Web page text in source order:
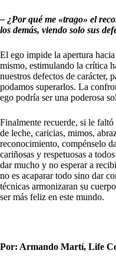
– ¿Por qué me «trago» el
los demás, viendo solo sus
El ego impide la apertura
mismo, estimulando la crítica
nuestros defectos de carácter,
podamos superarlos. La
ego podría ser una poderosa
Finalmente recuerde, si le
de leche, caricias, mimos,
reconocimiento, compénselo
cariñosas y respetuosas a
dar mucho y no esperar a
no es acaparar todo sino dar
técnicas armonizaran su
ser más feliz en este mundo.
Por: Armando Martí, Life